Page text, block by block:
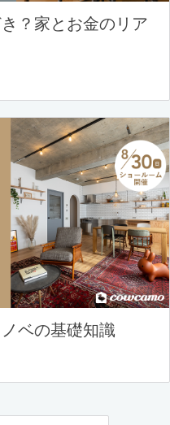
？家とお金のリア
ベの基礎知識